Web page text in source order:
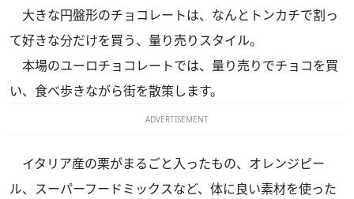
大きな円盤形のチョコレートは、なんとトンカチで割っ
て好きな分だけを買う、量り売りスタイル。
本場のユーロチョコレートでは、量り売りでチョコを買
い、食べ歩きながら街を散策します。
ADVERTISEMENT
イタリア産の栗がまるごと入ったもの、オレンジピー
ル、スーパーフードミックスなど、体に良い素材を使った